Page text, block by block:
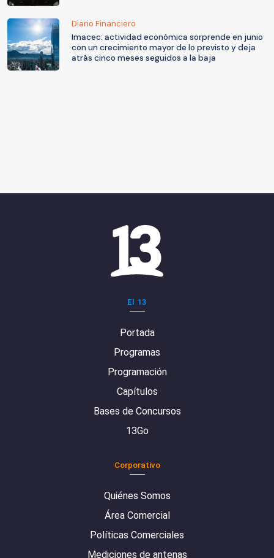
Diario Financiero
Imacec: actividad económica sorprende en junio
con un crecimiento mayor de lo previsto y deja
atrás cinco meses seguidos a la baja
El 13
Portada
Programas
Programación
Capítulos
Bases de Concursos
13Go
Corporativo
Quiénes Somos
Área Comercial
Políticas Comerciales
Mediciones de antenas